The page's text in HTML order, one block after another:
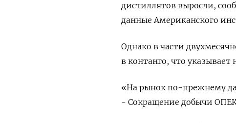
дистиллятов выросли,
данные Американского
Однако в части
в контанго, что
«На рынок по-прежнему
- Сокращение добычи ОПЕК